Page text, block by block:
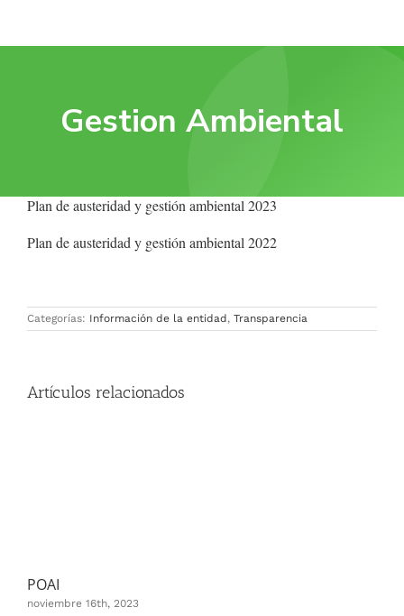
Gestion Ambiental
Plan de austeridad y gestión ambiental 2023
Plan de austeridad y gestión ambiental 2022
Categorías: Información de la entidad , Transparencia
Artículos relacionados
POAI
noviembre 16th, 2023